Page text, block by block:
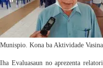
Munispio. Kona ba Aktividade
Iha Evaluasaun no aprezenta